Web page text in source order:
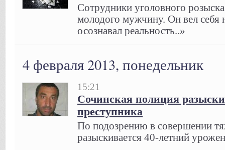
Сотрудники уголовного
молодого мужчину. Он вел себя
осознавал реальность..»
4 февраля 2013, понедельник
15:21
Сочинская полиция
преступника
По подозрению в совершении
разыскивается 40-летний